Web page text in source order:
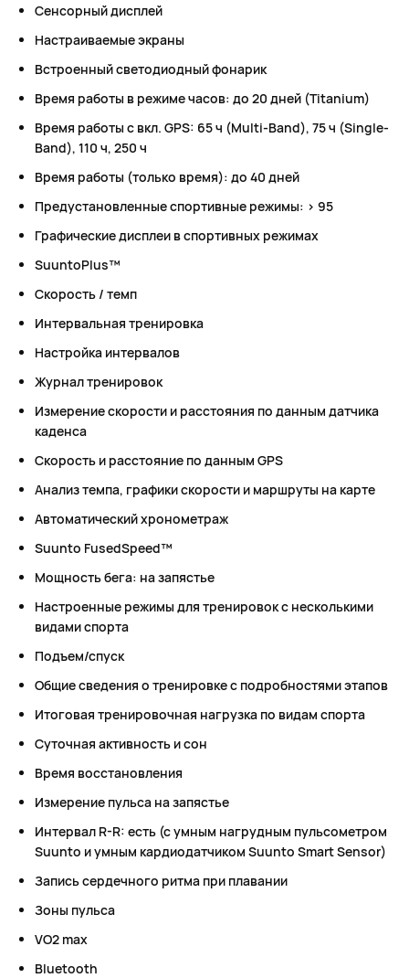
Сенсорный дисплей
Настраиваемые экраны
Встроенный светодиодный фонарик
Время работы в режиме часов: до 20 дней (Titanium)
Время работы с вкл. GPS: 65 ч (Multi-Band), 75 ч (Single-
Band), 110 ч, 250 ч
Время работы (только время): до 40 дней
Предустановленные спортивные режимы: > 95
Графические дисплеи в спортивных режимах
SuuntoPlus™
Скорость / темп
Интервальная тренировка
Настройка интервалов
Журнал тренировок
Измерение скорости и расстояния по данным датчика
каденса
Скорость и расстояние по данным GPS
Анализ темпа, графики скорости и маршруты на карте
Автоматический хронометраж
Suunto FusedSpeed™
Мощность бега: на запястье
Настроенные режимы для тренировок с несколькими
видами спорта
Подъем/спуск
Общие сведения о тренировке с подробностями этапов
Итоговая тренировочная нагрузка по видам спорта
Суточная активность и сон
Время восстановления
Измерение пульса на запястье
Интервал R-R: есть (с умным нагрудным пульсометром
Suunto и умным кардиодатчиком Suunto Smart Sensor)
Запись сердечного ритма при плавании
Зоны пульса
VO2 max
Bluetooth